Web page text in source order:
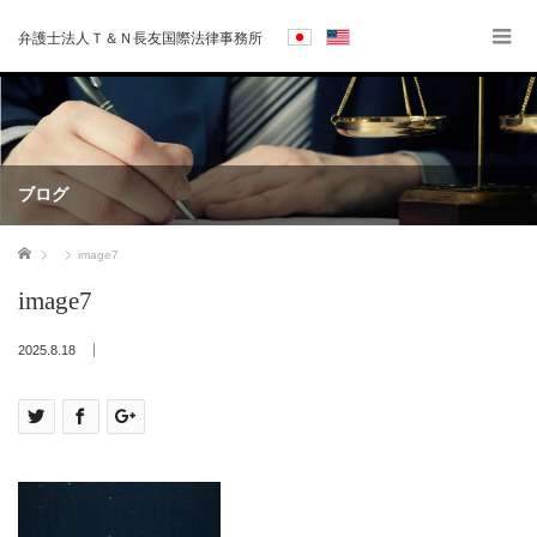
弁護士法人Ｔ＆Ｎ長友国際法律事務所
ブログ
ホーム image7
image7
2025.8.18